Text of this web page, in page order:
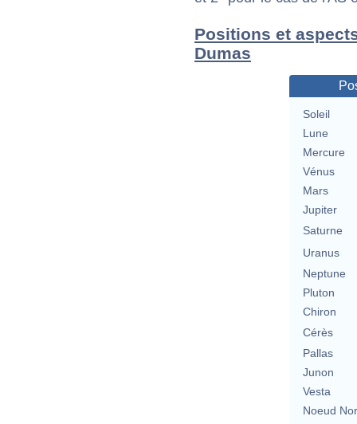
Positions et
Dumas
Soleil
Lune
Mercure
Vénus
Mars
Jupiter
Saturne
Uranus
Neptune
Pluton
Chiron
Cérès
Pallas
Junon
Vesta
Noeud